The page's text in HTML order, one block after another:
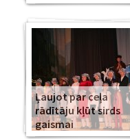
Ļaujot par ceļa
rādītāju kļūt sirds
gaismai